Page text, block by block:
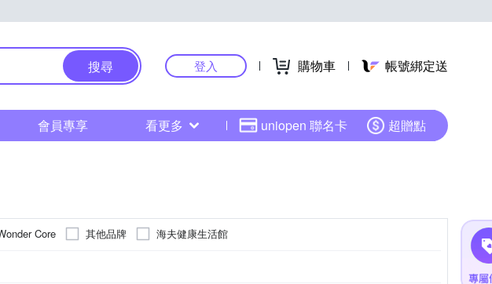
搜尋 登入 購物車 帳號綁定送
會員專享 看更多 uniopen 聯名卡 超贈點
Core 其他品牌 海夫健康生活館